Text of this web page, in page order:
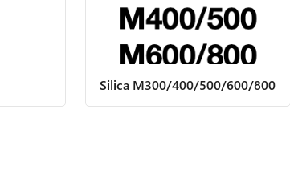
Silica M300/400/500/600/800